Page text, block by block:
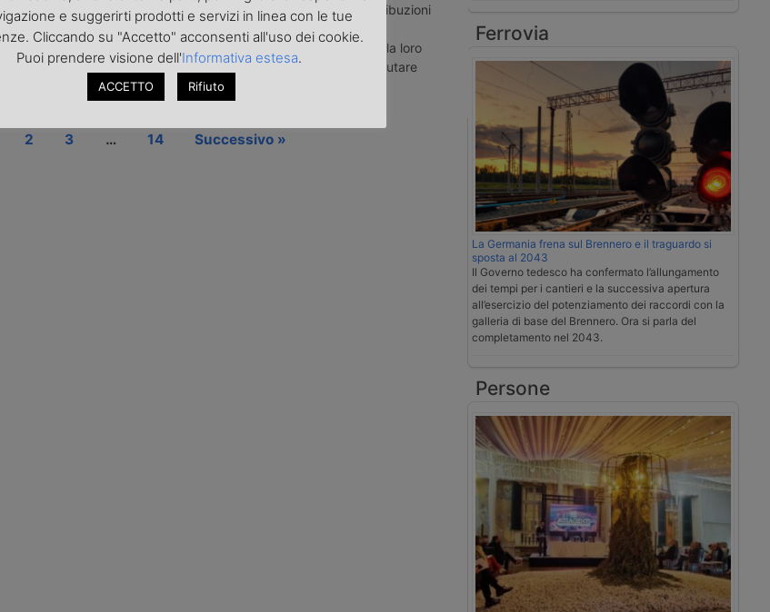
costo orario
dei ristori
al carico.
Truckers Life mostra che in Polonia le retribuzioni
degli autisti dei veicoli industriali stanno
aumentando, ma nello stesso tempo cala la loro
soddisfazione e le imprese faticano a reclutare
nuove leve.
2 3 … 14 Successivo »
Ferrovia
La Germania frena sul Brennero e il traguardo si
sposta al 2043
Il Governo tedesco ha confermato l’allungamento
dei tempi per i cantieri e la successiva apertura
all’esercizio del potenziamento dei raccordi con la
galleria di base del Brennero. Ora si parla del
completamento nel 2043.
Persone
e suggerirti prodotti e servizi in linea con le tue
Cliccando su "Accetto" acconsenti all'uso dei cookie.
Puoi prendere visione dell'Informativa estesa.
ACCETTO Rifiuto